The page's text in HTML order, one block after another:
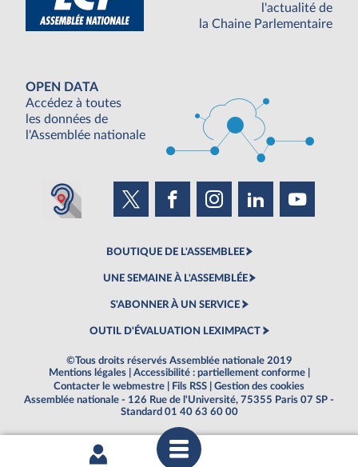
l'actualité de
la Chaine Parlementaire
OPEN DATA
Accédez à toutes
les données de
l'Assemblée nationale
BOUTIQUE DE L'ASSEMBLEE
UNE SEMAINE À L'ASSEMBLÉE
S'ABONNER À UN SERVICE
OUTIL D'ÉVALUATION LEXIMPACT
©Tous droits réservés Assemblée nationale 2019
Mentions légales
Accessibilité : partiellement conforme
Contacter le webmestre
Fils RSS
Gestion des cookies
Assemblée nationale - 126 Rue de l'Université, 75355 Paris 07 SP -
Standard 01 40 63 60 00